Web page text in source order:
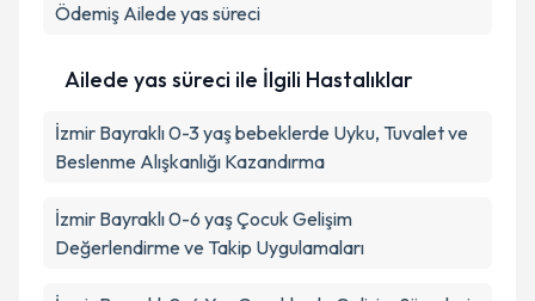
Ödemiş Ailede yas süreci
Ailede yas süreci ile İlgili Hastalıklar
İzmir Bayraklı 0-3 yaş bebeklerde Uyku, Tuvalet ve
Beslenme Alışkanlığı Kazandırma
İzmir Bayraklı 0-6 yaş Çocuk Gelişim
Değerlendirme ve Takip Uygulamaları